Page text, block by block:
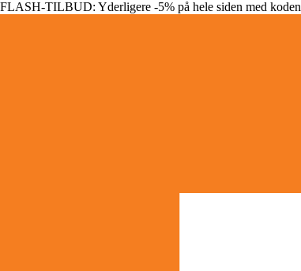
FLASH-TILBUD: Yderligere -5% på hele siden med koden